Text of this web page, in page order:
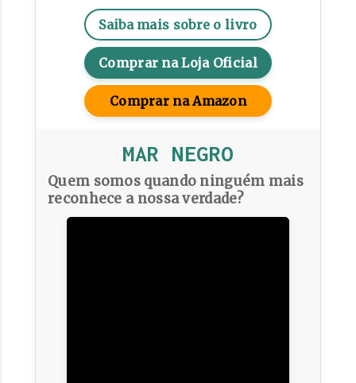
Saiba mais sobre o livro
Comprar na Loja Oficial
Comprar na Amazon
MAR NEGRO
Quem somos quando ninguém mais
reconhece a nossa verdade?